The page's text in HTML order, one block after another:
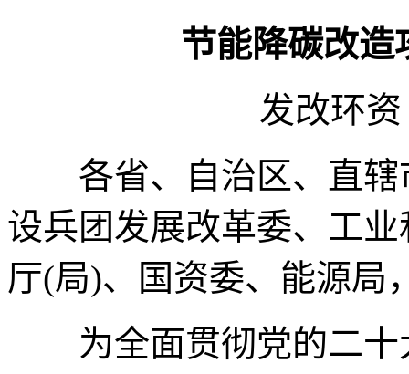
节能降碳改造
发改环资
各省、自治区、直辖
设兵团发展改革委、工
厅(局)、国资委、能源局
为全面贯彻党的二十